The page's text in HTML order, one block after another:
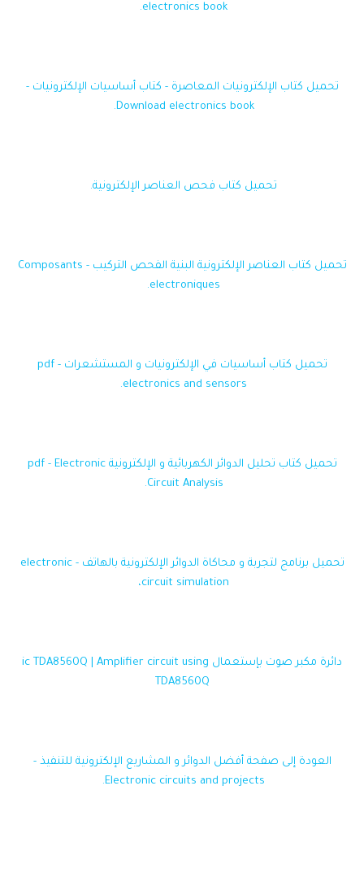
electronics book.
تحميل كتاب الإلكترونيات المعاصرة - كتاب أساسيات الإلكترونيات -
Download electronics book.
تحميل كتاب فحص العناصر الإلكترونية.
تحميل كتاب العناصر الإلكترونية البنية الفحص التركيب - Composants
electroniques.
تحميل كتاب أساسيات في الإلكترونيات و المستشعرات pdf -
electronics and sensors.
تحميل كتاب تحليل الدوائر الكهربائية و الإلكترونية pdf - Electronic
Circuit Analysis.
تحميل برنامج لتجربة و محاكاة الدوائر الإلكترونية بالهاتف - electronic
circuit simulation،
دائرة مكبر صوت بإستعمال ic TDA8560Q | Amplifier circuit using
TDA8560Q
العودة إلى صفحة أفضل الدوائر و المشاريع الإلكترونية للتنفيذ -
Electronic circuits and projects.